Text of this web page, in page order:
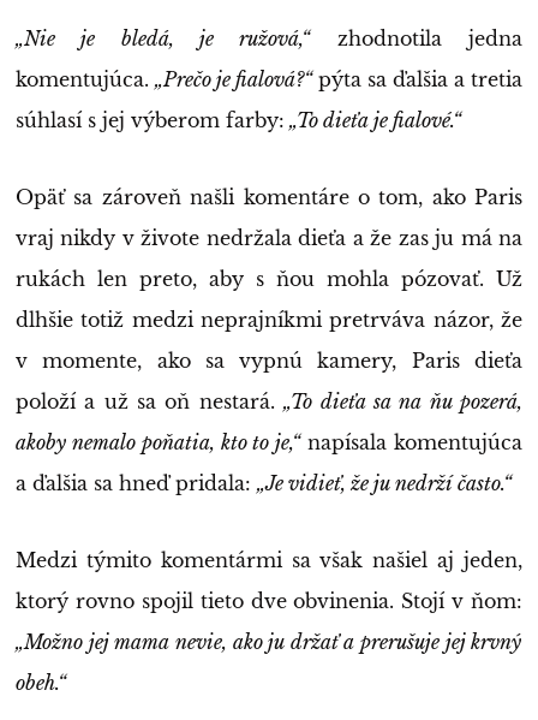
„Nie je bledá, je ružová,“zhodnotila jedna
komentujúca. „Prečo je fialová?“pýta sa ďalšia a tretia
súhlasí s jej výberom farby: „To dieťa je fialové.“
Opäť sa zároveň našli komentáre o tom, ako Paris
vraj nikdy v živote nedržala dieťa a že zas ju má na
rukách len preto, aby s ňou mohla pózovať. Už
dlhšie totiž medzi neprajníkmi pretrváva názor, že
v momente, ako sa vypnú kamery, Paris dieťa
položí a už sa oň nestará.„To dieťa sa na ňu pozerá,
akoby nemalo poňatia, kto to je,“napísala komentujúca
a ďalšia sa hneď pridala: „Je vidieť, že ju nedrží často.“
Medzi týmito komentármi sa však našiel aj jeden,
ktorý rovno spojil tieto dve obvinenia. Stojí v ňom:
„Možno jej mama nevie, ako ju držať a prerušuje jej krvný
obeh.“